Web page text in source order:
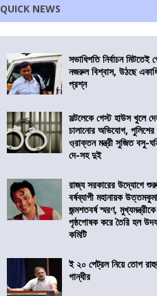
QUICK NEWS
সভাধিপতি নির্বাচন মিটতেই
নজরুল বিশ্বাস, উঠছে
প্রশ্ন
সল্টলেকে গেস্ট হাউস খুলে
চালানোর অভিযোগ, পুলিশের
ও্রাক্তন মন্ত্রী সুজিত বসু-
দে-সহ দুই
রাজ্য সরকারের উদ্যোগে
বর্ষব্যাপী মহানায়ক
জন্মশতবর্ষ স্মরণ,
পৃষ্ঠপোষক করে তৈরি হল
কমিটি
ই ২০ পেট্রল নিয়ে তোপ
গান্ধীর